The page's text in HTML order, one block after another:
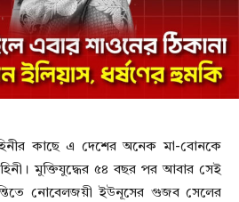
কাছে এ দেশের অনেক মা-বোনকে
মুক্তিযুদ্ধের ৫৪ বছর পর আবার সেই
নোবেলজয়ী ইউনূসের গুজব সেলের